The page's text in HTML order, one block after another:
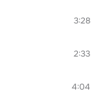
3:28
2:33
4:04